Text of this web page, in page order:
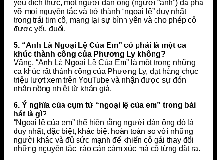
yêu đích thực, một người đàn ông (người “anh”) đã phá
vỡ mọi nguyên tắc và trở thành “ngoại lệ” duy nhất
trong trái tim cô, mang lại sự bình yên và cho phép cô
được yếu đuối.
5. “Anh Là Ngoại Lệ Của Em” có phải là một ca
khúc thành công của Phương Ly không?
Vâng, “Anh Là Ngoại Lệ Của Em” là một trong những
ca khúc rất thành công của Phương Ly, đạt hàng chục
triệu lượt xem trên YouTube và nhận được sự đón
nhận nồng nhiệt từ khán giả.
6. Ý nghĩa của cụm từ “ngoại lệ của em” trong bài
hát là gì?
“Ngoại lệ của em” thể hiện rằng người đàn ông đó là
duy nhất, đặc biệt, khác biệt hoàn toàn so với những
người khác và đủ sức mạnh để khiến cô gái thay đổi
những nguyên tắc, rào cản cảm xúc mà cô từng đặt ra.